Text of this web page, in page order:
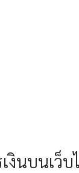
งินบนเว็